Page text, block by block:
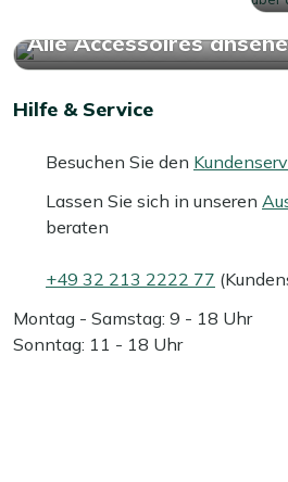
Alle Accessoires
Hilfe & Service
Besuchen Sie den
Lassen Sie sich in unseren
beraten
+49 32 213 2222 77
Montag - Samstag: 9 - 18 Uhr
Sonntag: 11 - 18 Uhr